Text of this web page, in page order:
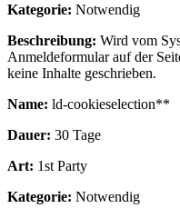
Kategorie: Notwendig
Beschreibung: Wird vom
Anmeldeformular auf der
keine Inhalte geschrieben.
Name: ld-cookieselection**
Dauer: 30 Tage
Art: 1st Party
Kategorie: Notwendig